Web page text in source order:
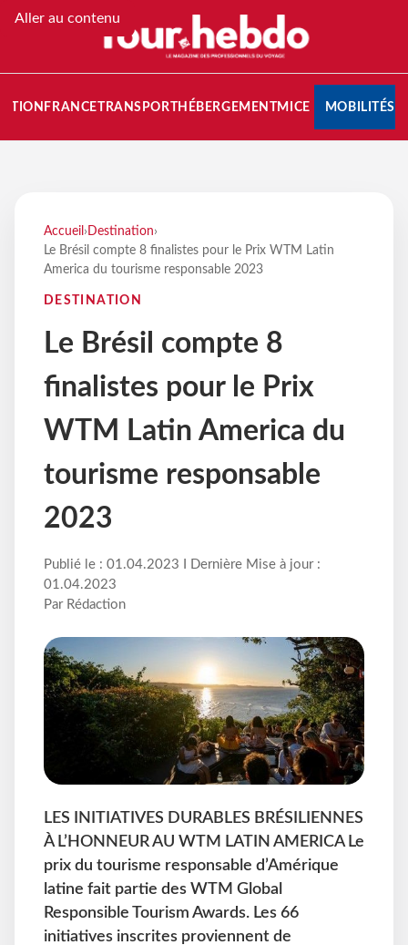
Aller au contenu
FRANCETRANSPORT HÉBERGEMENTMICE MOBILITÉS
Accueil › Destination›
Le Brésil compte 8 finalistes pour le Prix WTM Latin
America du tourisme responsable 2023
DESTINATION
Le Brésil compte 8
finalistes pour le Prix
WTM Latin America du
tourisme responsable
2023
Publié le : 01.04.2023 I Dernière Mise à jour :
01.04.2023
Par Rédaction
LES INITIATIVES DURABLES BRÉSILIENNES
À L’HONNEUR AU WTM LATIN AMERICA Le
prix du tourisme responsable d’Amérique
latine fait partie des WTM Global
Responsible Tourism Awards. Les 66
initiatives inscrites proviennent de